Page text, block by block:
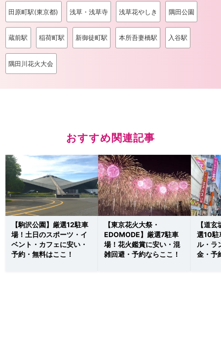
田原町駅(東京都) 浅草・浅草寺 浅草花やしき 隅田公園
蔵前駅 稲荷町駅 新御徒町駅 本所吾妻橋駅 入谷駅
隅田川花火大会
おすすめ関連記事
【駒沢公園】厳選12駐車
場！土日のスポーツ・イ
ベント・カフェに安い・
予約・無料はここ！
【東京花火大祭・
EDOMODE】厳選7駐車
場！花火鑑賞に安い・混
雑回避・予約ならここ！
【道
選10駐
ル・ラ
金・予